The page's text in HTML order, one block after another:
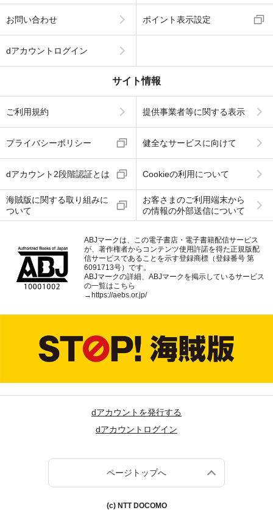
お問い合わせ ポイント表示設定
dアカウントログイン
サイト情報
ご利用規約 提供事業者等に関する表示
プライバシーポリシー 健全なサービスに向けて
dアカウント2段階認証とは Cookieの利用について
海賊版に関する取り組みに
ついて
お客さまのご利用端末から
の情報の外部送信について
ABJマークは、この電子書店・電子書籍配信サービス
が、著作権者からコンテンツ使用許諾を得た正規版配
信サービスであることを示す登録商標（登録番号 第
6091713号）です。
ABJマークの詳細、ABJマークを掲示しているサービス
の一覧はこちら
→ https://aebs.or.jp/
dアカウントを発行する
dアカウントログイン
ページトップへ
(c) NTT DOCOMO